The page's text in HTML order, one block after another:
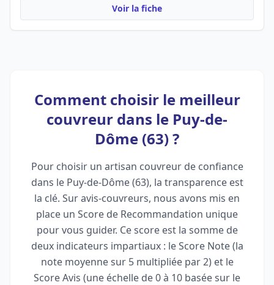
Voir la fiche
Comment choisir le meilleur
couvreur dans le Puy-de-
Dôme (63) ?
Pour choisir un artisan couvreur de confiance
dans le Puy-de-Dôme (63), la transparence est
la clé. Sur avis-couvreurs, nous avons mis en
place un Score de Recommandation unique
pour vous guider. Ce score est la somme de
deux indicateurs impartiaux : le Score Note (la
note moyenne sur 5 multipliée par 2) et le
Score Avis (une échelle de 0 à 10 basée sur le